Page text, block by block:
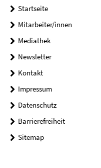
Startseite
Mitarbeiter/innen
Mediathek
Newsletter
Kontakt
Impressum
Datenschutz
Barrierefreiheit
Sitemap